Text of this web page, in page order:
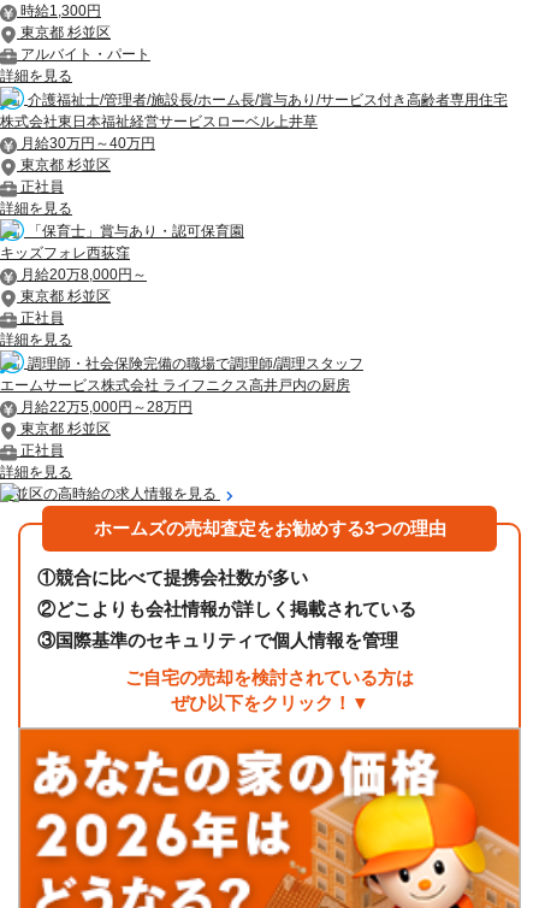
時給1,300円
東京都 杉並区
アルバイト・パート
詳細を見る
介護福祉士/管理者/施設長/ホーム長/賞与あり/サービス付き高齢者専用住宅
株式会社東日本福祉経営サービスローベル上井草
月給30万円～40万円
東京都 杉並区
正社員
詳細を見る
「保育士」賞与あり・認可保育園
キッズフォレ西荻窪
月給20万8,000円～
東京都 杉並区
正社員
詳細を見る
調理師・社会保険完備の職場で調理師/調理スタッフ
エームサービス株式会社 ライフニクス高井戸内の厨房
月給22万5,000円～28万円
東京都 杉並区
正社員
詳細を見る
杉並区の高時給の求人情報を見る
ホームズの売却査定をお勧めする3つの理由
①競合に比べて提携会社数が多い
②どこよりも会社情報が詳しく掲載されている
③国際基準のセキュリティで個人情報を管理
ご自宅の売却を検討されている方は
ぜひ以下をクリック！▼